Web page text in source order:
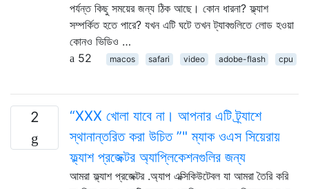
পর্যন্ত কিছু সময়ের জন্য ঠিক আছে। কোন ধারনা? ফ্ল্যাশ
সম্পর্কিত হতে পারে? যখন এটি ঘটে তখন ট্যাবগুলিতে লোড হওয়া
কোনও ভিডিও …
52
macos safari video adobe-flash cpu
2
“XXX খোলা যাবে না। আপনার এটি ট্র্যাশে
স্থানান্তরিত করা উচিত ”" ম্যাক ওএস সিয়েরায়
ফ্ল্যাশ প্রজেক্টর অ্যাপ্লিকেশনগুলির জন্য
আমরা ফ্ল্যাশ প্রজেক্টর .অ্যাপ এক্সিকিউটেবল যা আমরা তৈরি করি